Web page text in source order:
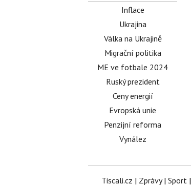
Inflace
Ukrajina
Válka na Ukrajině
Migrační politika
ME ve fotbale 2024
Ruský prezident
Ceny energií
Evropská unie
Penzijní reforma
Vynález
Tiscali.cz | Zprávy| Sport|